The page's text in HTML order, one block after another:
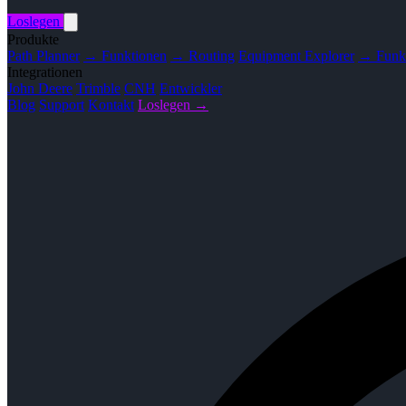
Loslegen
Produkte
Path Planner → Funktionen → Routing Equipment Explorer →
Integrationen
John Deere Trimble CNH Entwickler
Blog Support Kontakt Loslegen →